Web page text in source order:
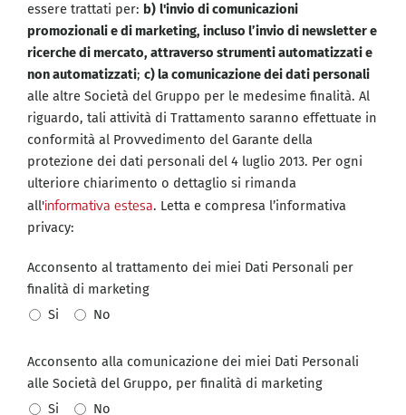
essere trattati per: b) l'invio di comunicazioni
promozionali e di marketing, incluso l’invio di newsletter e
ricerche di mercato, attraverso strumenti automatizzati e
non automatizzati; c) la comunicazione dei dati personali
alle altre Società del Gruppo per le medesime finalità. Al
riguardo, tali attività di Trattamento saranno effettuate in
conformità al Provvedimento del Garante della
protezione dei dati personali del 4 luglio 2013. Per ogni
ulteriore chiarimento o dettaglio si rimanda
all'informativa estesa. Letta e compresa l’informativa
privacy:
Acconsento al trattamento dei miei Dati Personali per
finalità di marketing
Si
No
Acconsento alla comunicazione dei miei Dati Personali
alle Società del Gruppo, per finalità di marketing
Si
No